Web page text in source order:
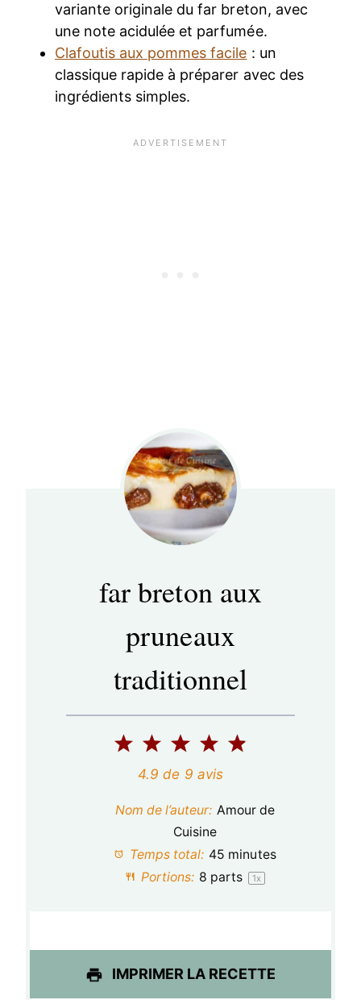
variante originale du far breton, avec
une note acidulée et parfumée.
Clafoutis aux pommes facile : un
classique rapide à préparer avec des
ingrédients simples.
far breton aux
pruneaux
traditionnel
5
t
i
s
4
é
t
i
s
3
é
t
o
i
s
2
é
t
i
s
1
é
t
i
4.9 de 9 avis
Nom de l’auteur: Amour de
Cuisine
Temps total: 45 minutes
Portions: 8 parts 1x
IMPRIMER LA RECETTE